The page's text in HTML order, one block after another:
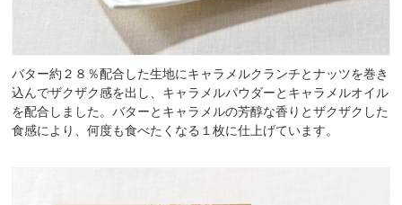
バター約２８％配合した生地にキャラメルクランチとナッツを巻き
込んでザクザク感を出し、キャラメルパウダーとキャラメルオイル
を配合しました。バターとキャラメルの芳醇な香りとザクザクした
食感により、何度も食べたくなる１枚に仕上げています。